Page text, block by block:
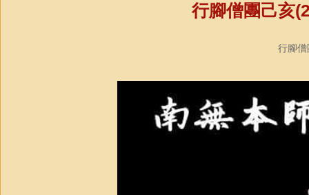
行腳僧團己亥
行腳僧